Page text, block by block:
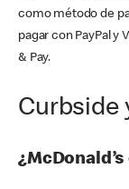
como método de
pagar con PayPal y
& Pay.
Curbside